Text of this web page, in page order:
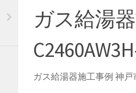
ガス給湯
ガス給湯器施工事例 神戸